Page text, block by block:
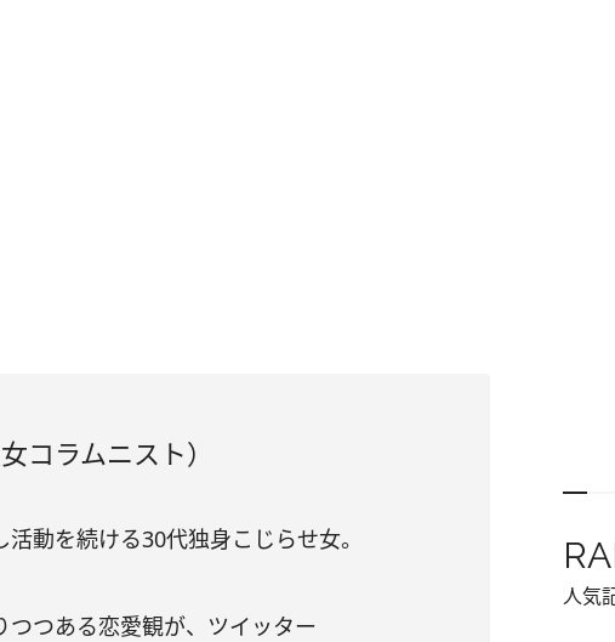
コラムニスト）
動を続ける30代独身こじらせ女。
つつある恋愛観が、ツイッター
人気